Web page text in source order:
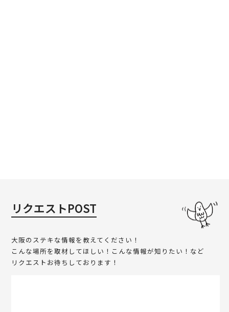
リクエストPOST
大阪のステキな情報を教えてください！
こんな場所を取材してほしい！こんな情報が知りたい！など
リクエストお待ちしております！